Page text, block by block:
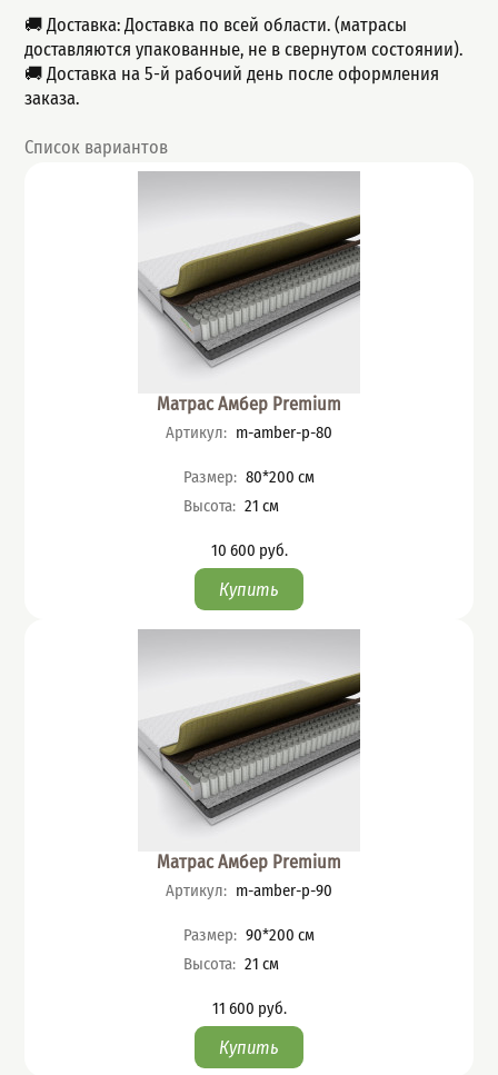
🚚 Доставка: Доставка по всей области. (матрасы
доставляются упакованные, не в свернутом состоянии).
🚚 Доставка на 5-й рабочий день после оформления
заказа.
Список вариантов
Матрас Амбер Premium
Артикул: m-amber-p-80
Характеристики
Размер: 80*200 см
Высота: 21 см
Цена
10 600 руб.
Матрас Амбер Premium
Артикул: m-amber-p-90
Характеристики
Размер: 90*200 см
Высота: 21 см
Цена
11 600 руб.